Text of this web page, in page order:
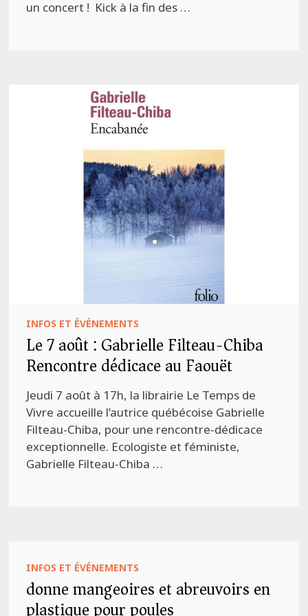
un concert ! Kick à la fin des …
INFOS ET ÉVÉNEMENTS
Le 7 août : Gabrielle Filteau-Chiba
Rencontre dédicace au Faouët
Jeudi 7 août à 17h, la librairie Le Temps de
Vivre accueille l’autrice québécoise Gabrielle
Filteau-Chiba, pour une rencontre-dédicace
exceptionnelle. Ecologiste et féministe,
Gabrielle Filteau-Chiba …
INFOS ET ÉVÉNEMENTS
donne mangeoires et abreuvoirs en
plastique pour poules